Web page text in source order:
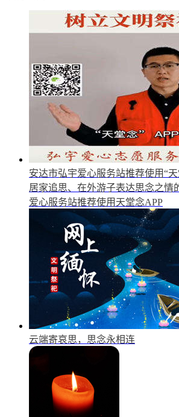
安达市弘宇爱心服务站推荐使用“
居家追思、在外游子表达思念之情
爱心服务站推荐使用天堂念APP
云端寄哀思，思念永相连